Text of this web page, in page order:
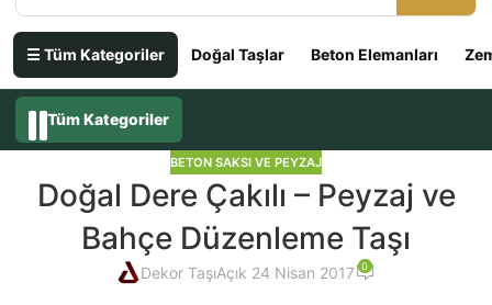
☰ Tüm Kategoriler Doğal Taşlar Beton Elemanları
Tüm Kategoriler
BETON SAKSI VE PEYZAJ
Doğal Dere Çakılı – Peyzaj ve
Bahçe Düzenleme Taşı
Dekor TaşıAçık 24 Nisan 2017 0